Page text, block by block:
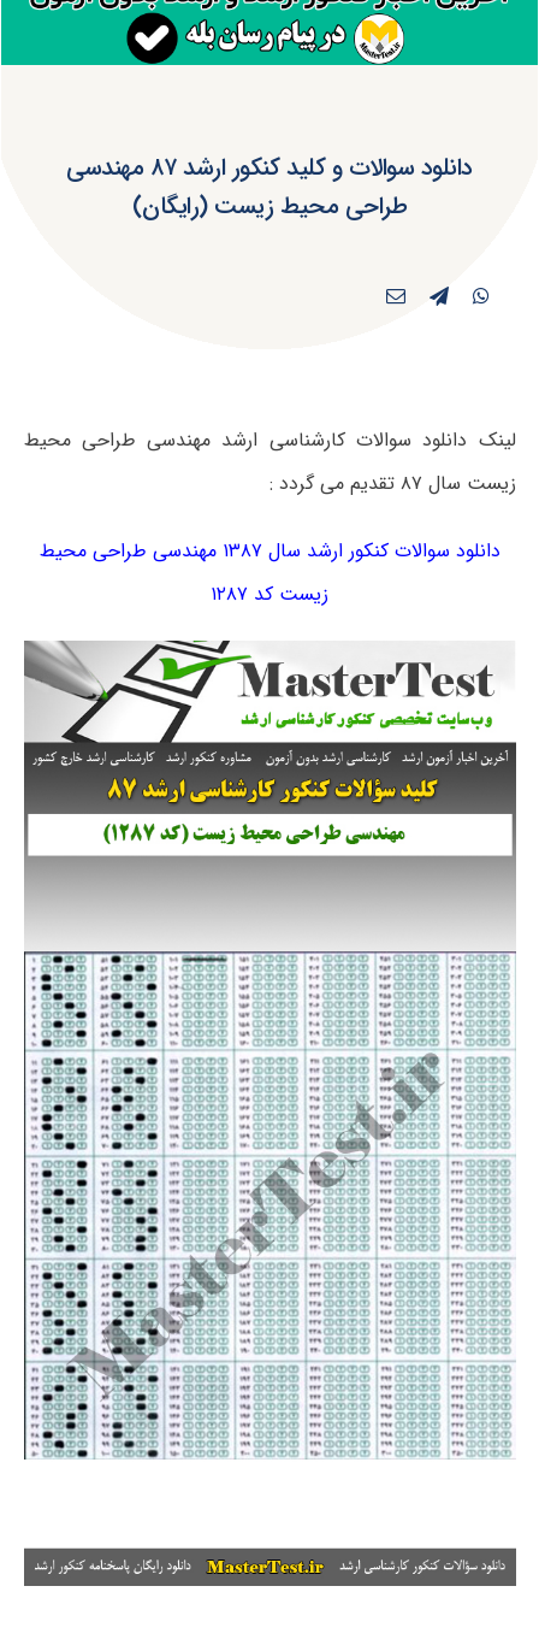
دانلود سوالات و کلید کنکور ارشد ۸۷ مهندسی
طراحی محیط زیست (رایگان)
لینک دانلود سوالات کارشناسی ارشد مهندسی طراحی محیط
زیست سال ۸۷ تقدیم می گردد :
دانلود سوالات کنکور ارشد سال ۱۳۸۷ مهندسی طراحی محیط
زیست کد ۱۲۸۷